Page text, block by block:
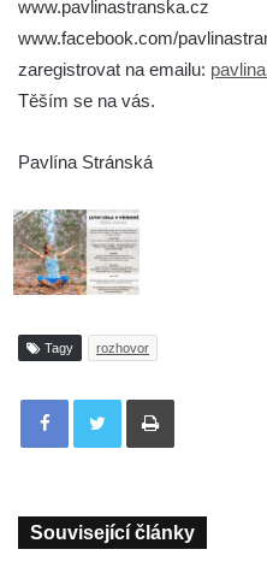
www.facebook.com/
zaregistrovat na emailu:
Těším se na vás.
Pavlína Stránská
Tagy rozhovor
Tisknout
Související články